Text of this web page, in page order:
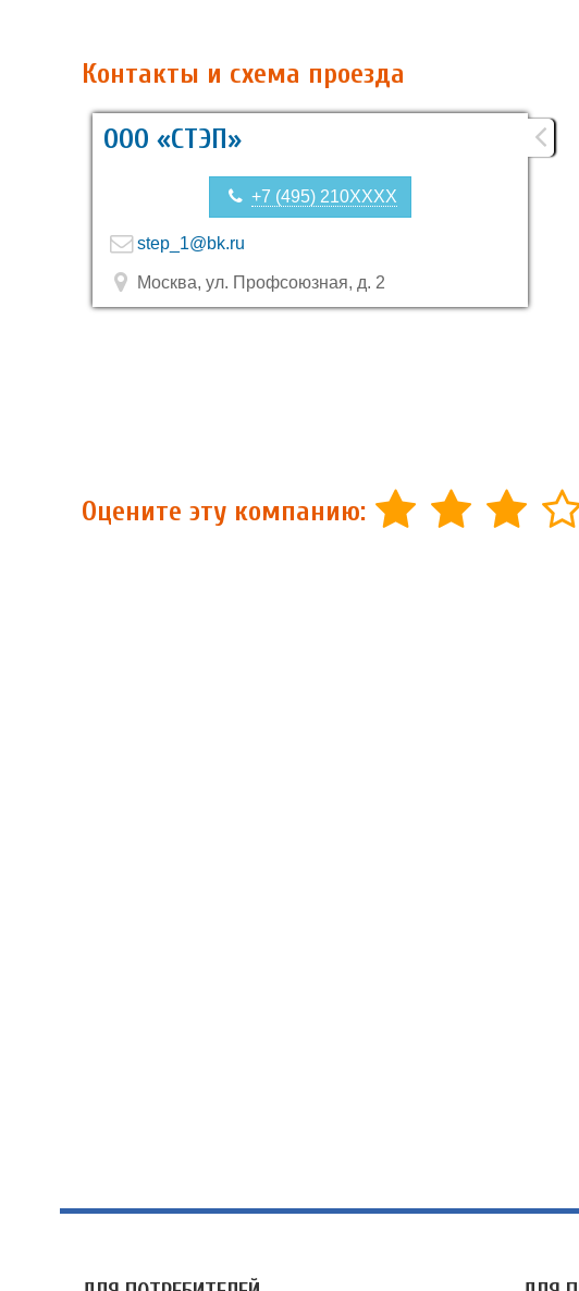
Контакты и схема проезда
ООО «СТЭП»
+7 (495) 210XXXX
step_1@bk.ru
Москва, ул. Профсоюзная, д. 2
Оцените эту компанию: